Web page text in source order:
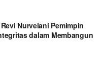
Nurvelani Pemimpin
dalam Membangun